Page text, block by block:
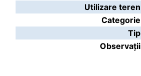
Utilizare teren
Categorie
Tip
Observații